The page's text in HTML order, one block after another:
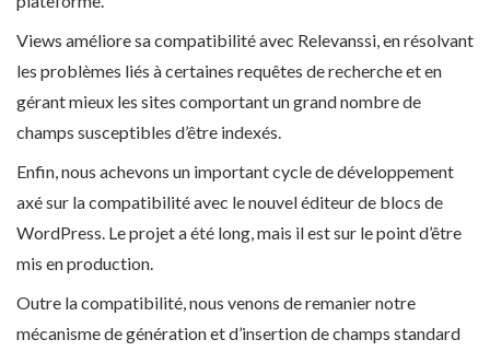
Views améliore sa compatibilité avec Relevanssi, en résolvant
les problèmes liés à certaines requêtes de recherche et en
gérant mieux les sites comportant un grand nombre de
champs susceptibles d’être indexés.
Enfin, nous achevons un important cycle de développement
axé sur la compatibilité avec le nouvel éditeur de blocs de
WordPress. Le projet a été long, mais il est sur le point d’être
mis en production.
Outre la compatibilité, nous venons de remanier notre
mécanisme de génération et d’insertion de champs standard